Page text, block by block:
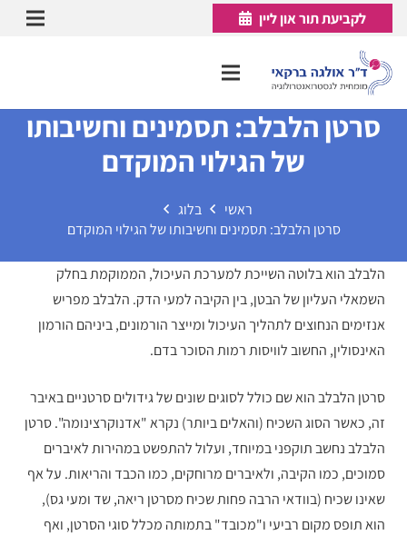
לקביעת תור און ליין
סרטן הלבלב: תסמינים וחשיבותו
של הגילוי המוקדם
ראשי
בלוג
סרטן הלבלב: תסמינים וחשיבותו של הגילוי המוקדם
הלבלב הוא בלוטה השייכת למערכת העיכול, הממוקמת בחלק
השמאלי העליון של הבטן, בין הקיבה למעי הדק. הלבלב מפריש
אנזימים הנחוצים לתהליך העיכול ומייצר הורמונים, ביניהם הורמון
האינסולין, החשוב לוויסות רמות הסוכר בדם.
סרטן הלבלב הוא שם כולל לסוגים שונים של גידולים סרטניים באיבר
זה, כאשר הסוג השכיח (והאלים ביותר) נקרא "אדנוקרצינומה". סרטן
הלבלב נחשב תוקפני במיוחד, ועלול להתפשט במהירות לאיברים
סמוכים, כמו הקיבה, ולאיברים מרוחקים, כמו הכבד והריאות. על אף
שאינו שכיח (בוודאי הרבה פחות שכיח מסרטן ריאה, שד ומעי גס),
הוא תופס מקום רביעי ו"מכובד" בתמותה מכלל סוגי הסרטן, ואף